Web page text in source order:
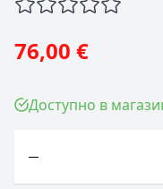
76,00 €
Доступно в